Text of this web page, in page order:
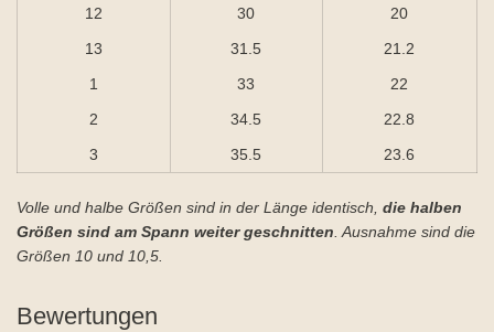
12
13
1
2
3
30
31.5
33
34.5
35.5
20
21.2
22
22.8
23.6
Volle und halbe Größen sind in der Länge identisch, die halben
Größen sind am Spann weiter geschnitten . Ausnahme sind die
Größen 10 und 10,5.
Bewertungen